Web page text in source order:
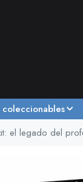
coleccionables
el legado del